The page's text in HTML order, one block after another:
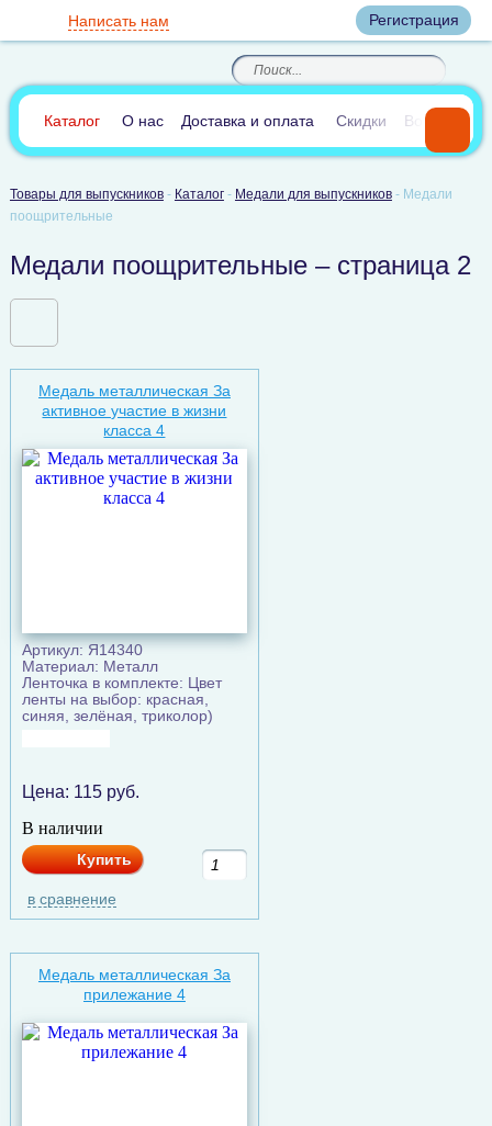
Регистрация
8(812)385-66-65
8(905) 700-70-04
По России звонок
бесплатный
(круглосуточно)
Написать нам
В сравнении:0
Каталог О нас Доставка и оплата Скидки Вопросы и
Товары для выпускников- Каталог- Медали для выпускников- Медали
поощрительные
Медали поощрительные – страница 2
Медаль металлическая За
активное участие в жизни
класса 4
Артикул: Я14340
Материал: Металл
Ленточка в комплекте: Цвет
ленты на выбор: красная,
синяя, зелёная, триколор)
Цена: 115руб.
В наличии
Купить
в сравнение
Медаль металлическая За
прилежание 4